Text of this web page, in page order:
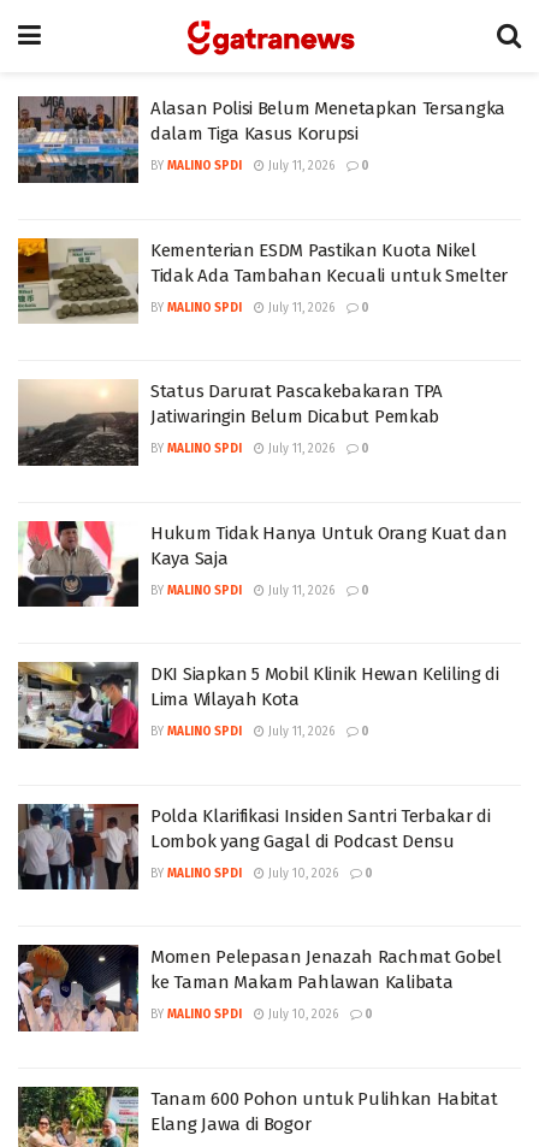
Alasan Polisi Belum Menetapkan Tersangka
dalam Tiga Kasus Korupsi
BY MALINO SPDI July 11, 2026 0
Kementerian ESDM Pastikan Kuota Nikel
Tidak Ada Tambahan Kecuali untuk Smelter
BY MALINO SPDI July 11, 2026 0
Status Darurat Pascakebakaran TPA
Jatiwaringin Belum Dicabut Pemkab
BY MALINO SPDI July 11, 2026 0
Hukum Tidak Hanya Untuk Orang Kuat dan
Kaya Saja
BY MALINO SPDI July 11, 2026 0
DKI Siapkan 5 Mobil Klinik Hewan Keliling di
Lima Wilayah Kota
BY MALINO SPDI July 11, 2026 0
Polda Klarifikasi Insiden Santri Terbakar di
Lombok yang Gagal di Podcast Densu
BY MALINO SPDI July 10, 2026 0
Momen Pelepasan Jenazah Rachmat Gobel
ke Taman Makam Pahlawan Kalibata
BY MALINO SPDI July 10, 2026 0
Tanam 600 Pohon untuk Pulihkan Habitat
Elang Jawa di Bogor